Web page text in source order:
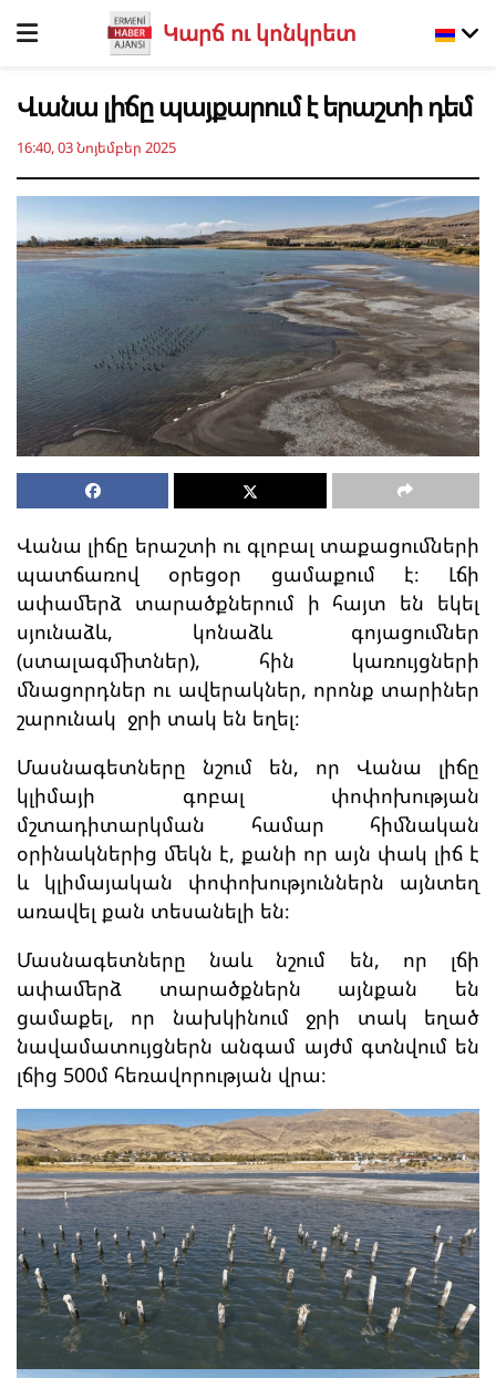
Կարճ ու կոնկրետ
Վանա լիճը պայքարում է երաշտի դեմ
16:40, 03 Նոյեմբեր 2025
Վանա լիճը երաշտի ու գլոբալ տաքացումների
պատճառով օրեցօր ցամաքում է։ Լճի
ափամերձ տարածքներում ի հայտ են եկել
սյունաձև, կոնաձև գոյացումներ
(ստալագմիտներ), հին կառույցների
մնացորդներ ու ավերակներ, որոնք տարիներ
շարունակ ջրի տակ են եղել։
Մասնագետները նշում են, որ Վանա լիճը
կլիմայի գոբալ փոփոխության
մշտադիտարկման համար հիմնական
օրինակներից մեկն է, քանի որ այն փակ լիճ է
և կլիմայական փոփոխություններն այնտեղ
առավել քան տեսանելի են։
Մասնագետները նաև նշում են, որ լճի
ափամերձ տարածքներն այնքան են
ցամաքել, որ նախկինում ջրի տակ եղած
նավամատույցներն անգամ այժմ գտնվում են
լճից 500մ հեռավորության վրա։